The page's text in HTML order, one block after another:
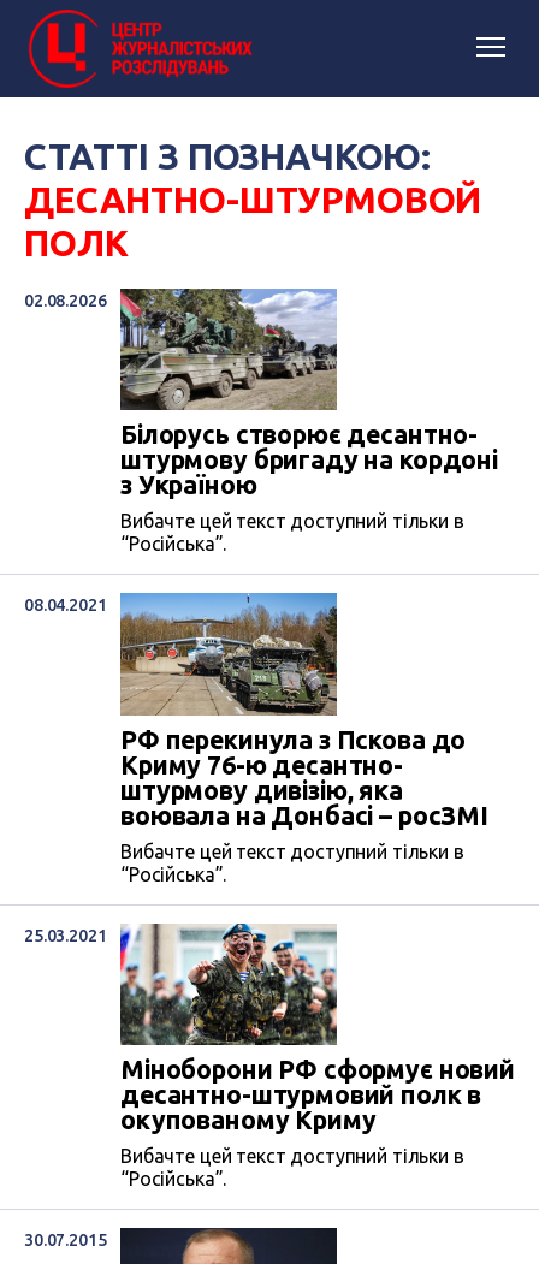
СТАТТІ З ПОЗНАЧКОЮ:
ДЕСАНТНО-ШТУРМОВОЙ
ПОЛК
02.08.2026
Білорусь створює десантно-
штурмову бригаду на кордоні
з Україною
Вибачте цей текст доступний тільки в
“Російська”.
08.04.2021
РФ перекинула з Пскова до
Криму 76-ю десантно-
штурмову дивізію, яка
воювала на Донбасі – росЗМІ
Вибачте цей текст доступний тільки в
“Російська”.
25.03.2021
Міноборони РФ сформує новий
десантно-штурмовий полк в
окупованому Криму
Вибачте цей текст доступний тільки в
“Російська”.
30.07.2015